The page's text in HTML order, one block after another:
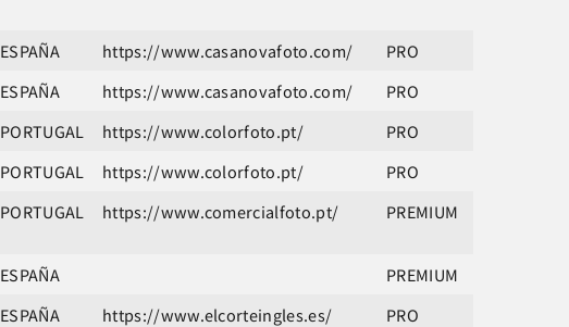
ESPAÑA https://www.casanovafoto.com/
PRO
ESPAÑA https://www.casanovafoto.com/
PRO
PORTUGAL https://www.colorfoto.pt/
PRO
PORTUGAL https://www.colorfoto.pt/
PRO
PORTUGAL https://www.comercialfoto.pt/ PREMIUM
ESPAÑA
PREMIUM
ESPAÑA https://www.elcorteingles.es/
PRO